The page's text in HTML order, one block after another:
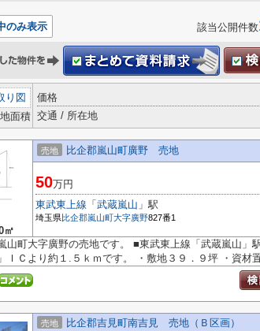
のみ表示 該当公開件数
り図
面積
価格
交通 / 所在地
㎡
売地 比企郡嵐山町廣野 売地
50万円
東武東上線 「 武蔵嵐山 」駅
埼玉県比企郡嵐山町大字廣野827番1
山町大字廣野の売地です。 ■東武東上線「武蔵嵐山」
ＩＣより約１.５ｋｍです。 ・敷地３９．９坪 ・資材
売地 比企郡吉見町南吉見 売地（Ｂ区画）